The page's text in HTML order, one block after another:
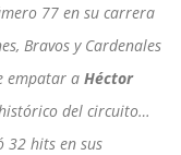
77 en su carrera
Bravos y Cardenales
empatar a Héctor
del circuito…
32 hits en sus